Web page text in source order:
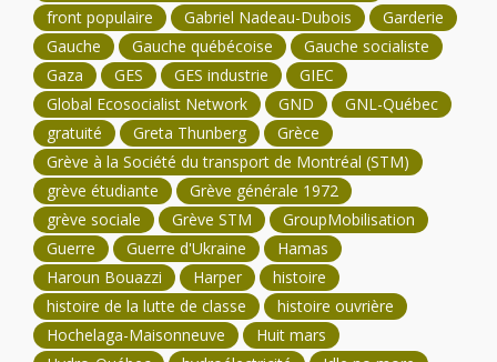
front populaire
Gabriel Nadeau-Dubois
Garderie
Gauche
Gauche québécoise
Gauche socialiste
Gaza
GES GES industrie
GIEC
Global Ecosocialist Network
GND
GNL-Québec
gratuité
Greta Thunberg
Grèce
Grève à la Société du transport de Montréal (STM)
grève étudiante
Grève générale 1972
grève sociale
Grève STM
GroupMobilisation
Guerre
Guerre d'Ukraine
Hamas
Haroun Bouazzi
Harper
histoire
histoire de la lutte de classe
histoire ouvrière
Hochelaga-Maisonneuve
Huit mars